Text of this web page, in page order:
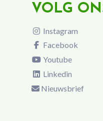
VOLG
Instagram
Facebook
Youtube
Linkedin
Nieuwsbrief